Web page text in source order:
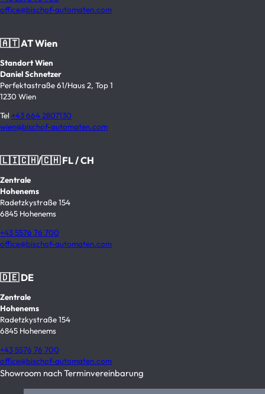
office@bischof-automaten.com
🇦🇹 AT Wien
Standort Wien
Daniel Schnetzer
Perfektastraße 61/Haus 2, Top 1
1230 Wien
Tel +43 664 2807130
wien@bischof-automaten.com
🇱🇮🇨🇭/🇨🇭 FL / CH
Zentrale
Hohenems
Radetzkystraße 154
6845 Hohenems
+43 5576 76 700
office@bischof-automaten.com
🇩🇪 DE
Zentrale
Hohenems
Radetzkystraße 154
6845 Hohenems
+43 5576 76 700
office@bischof-automaten.com
Showroom nach Terminvereinbarung